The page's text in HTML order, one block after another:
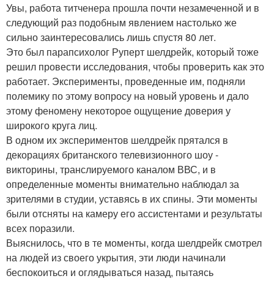
Увы, работа титченера прошла почти незамеченной и в
следующий раз подобным явлением настолько же
сильно заинтересовались лишь спустя 80 лет.
Это был парапсихолог Руперт шелдрейк, который тоже
решил провести исследования, чтобы проверить как это
работает. Эксперименты, проведенные им, подняли
полемику по этому вопросу на новый уровень и дало
этому феномену некоторое ощущение доверия у
широкого круга лиц.
В одном их экспериментов шелдрейк прятался в
декорациях британского телевизионного шоу -
викторины, транслируемого каналом ВВС, и в
определенные моменты внимательно наблюдал за
зрителями в студии, уставясь в их спины. Эти моменты
были отсняты на камеру его ассистентами и результаты
всех поразили.
Выяснилось, что в те моменты, когда шелдрейк смотрел
на людей из своего укрытия, эти люди начинали
беспокоиться и оглядываться назад, пытаясь